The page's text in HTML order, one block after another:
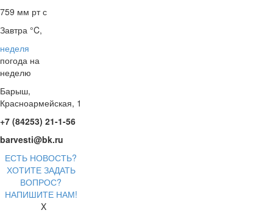
759 мм рт с
Завтра °C,
неделя
погода на
неделю
Барыш,
Красноармейская, 1
+7 (84253) 21-1-56
barvesti@bk.ru
ЕСТЬ НОВОСТЬ?
ХОТИТЕ ЗАДАТЬ
ВОПРОС?
НАПИШИТЕ НАМ!
X